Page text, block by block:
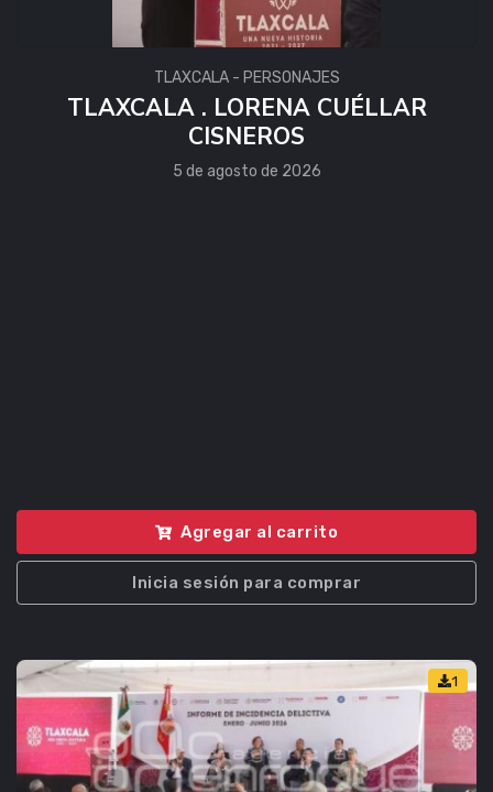
TLAXCALA - PERSONAJES
TLAXCALA . LORENA CUÉLLAR
CISNEROS
5 de agosto de 2026
Agregar al carrito
Inicia sesión para comprar
1